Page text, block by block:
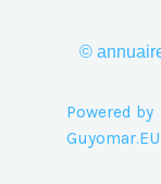
©
Powered by
Guyomar.EU